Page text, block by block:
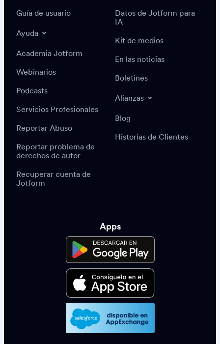
Guía de usuario
Ayuda
Academia Jotform
Webinarios
Podcasts
Servicios Profesionales
Reportar Abuso
Reportar problema de
derechos de autor
Recuperar cuenta de
Jotform
Datos de Jotform para
IA
Kit de medios
En las noticias
Boletines
Alianzas
Blog
Historias de Clientes
Apps